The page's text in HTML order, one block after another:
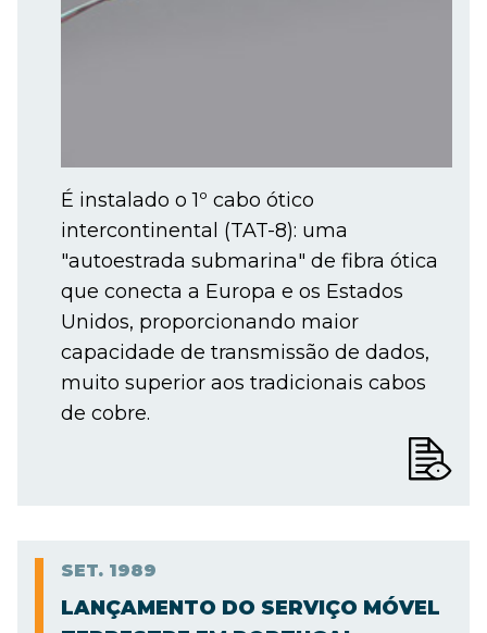
É instalado o 1º cabo ótico
intercontinental (TAT-8): uma
"autoestrada submarina" de fibra ótica
que conecta a Europa e os Estados
Unidos, proporcionando maior
capacidade de transmissão de dados,
muito superior aos tradicionais cabos
de cobre.
SET. 1989
LANÇAMENTO DO SERVIÇO MÓVEL